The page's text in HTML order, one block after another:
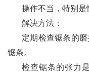
操作不当，特别是
解决方法：
定期检查锯条的
锯条。
检查锯条的张力